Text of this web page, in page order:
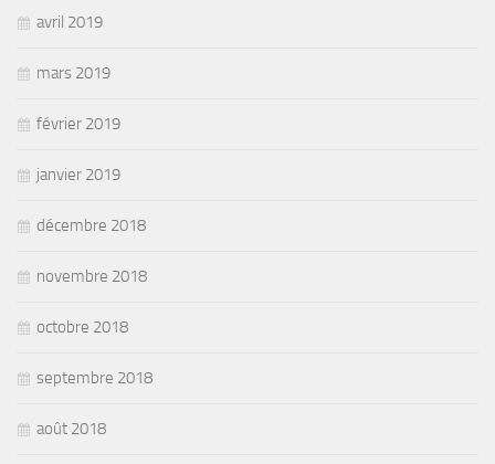
avril 2019
mars 2019
février 2019
janvier 2019
décembre 2018
novembre 2018
octobre 2018
septembre 2018
août 2018